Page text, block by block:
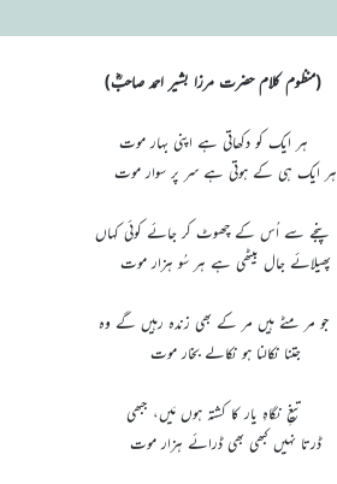
(منظوم کلام حضرت مرزا بشیر احمد صاحبؓ)
ہر ایک کو دکھاتی ہے اپنی بہار موت
ہر ایک ہی کے ہوتی ہے سر پر سوار موت
پنجے سے اُس کے چھوٹ کر جائے کوئی کہاں
پھیلائے جال بیٹھی ہے ہر سُو ہزار موت
جو مر مٹے ہیں مر کے بھی زندہ رہیں گے وہ
جتنا نکالنا ہو نکالے بخار موت
تیغِ نگاہِ یار کا کشتہ ہوں مَیں، جبھی
ڈرتا نہیں کبھی بھی ڈرائے ہزار موت